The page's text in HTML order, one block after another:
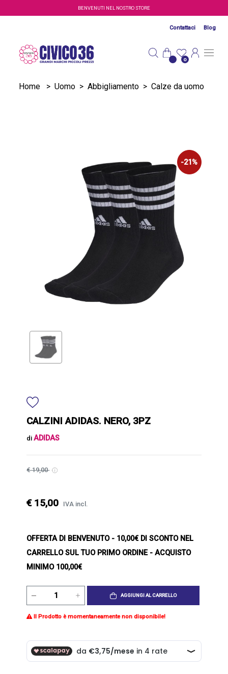
Salta al contenuto principaleBENVENUTI NEL NOSTRO STORE
Contattaci Blog
0
Home > Uomo > Abbigliamento > Calze da uomo
-21%
CALZINI ADIDAS. NERO, 3PZ
diADIDAS
€ 19,00
€ 15,00 IVA incl.
OFFERTA DI BENVENUTO- 10,00€ DI SCONTO NEL
CARRELLO SUL TUO PRIMO ORDINE - ACQUISTO
MINIMO 100,00€
AGGIUNGI AL CARRELLO
Il Prodotto è momentaneamente non disponibile!